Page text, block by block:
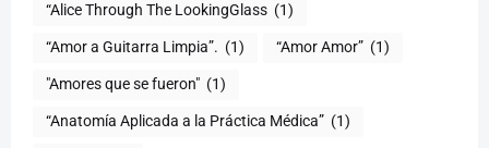
“Alice Through The LookingGlass (1)
“Amor a Guitarra Limpia”. (1) “Amor Amor” (1)
"Amores que se fueron" (1)
“Anatomía Aplicada a la Práctica Médica” (1)